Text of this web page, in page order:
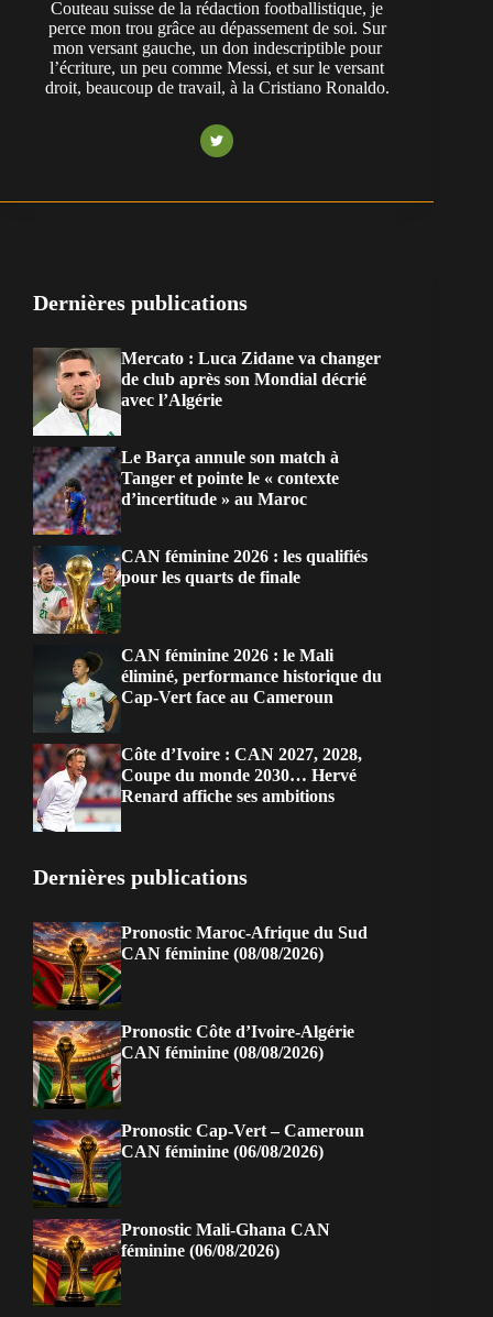
Couteau suisse de la rédaction footballistique, je
perce mon trou grâce au dépassement de soi. Sur
mon versant gauche, un don indescriptible pour
l’écriture, un peu comme Messi, et sur le versant
droit, beaucoup de travail, à la Cristiano Ronaldo.
Dernières publications
Mercato : Luca Zidane va changer
de club après son Mondial décrié
avec l’Algérie
Le Barça annule son match à
Tanger et pointe le « contexte
d’incertitude » au Maroc
CAN féminine 2026 : les qualifiés
pour les quarts de finale
CAN féminine 2026 : le Mali
éliminé, performance historique du
Cap-Vert face au Cameroun
Côte d’Ivoire : CAN 2027, 2028,
Coupe du monde 2030… Hervé
Renard affiche ses ambitions
Dernières publications
Pronostic Maroc-Afrique du Sud
CAN féminine (08/08/2026)
Pronostic Côte d’Ivoire-Algérie
CAN féminine (08/08/2026)
Pronostic Cap-Vert – Cameroun
CAN féminine (06/08/2026)
Pronostic Mali-Ghana CAN
féminine (06/08/2026)